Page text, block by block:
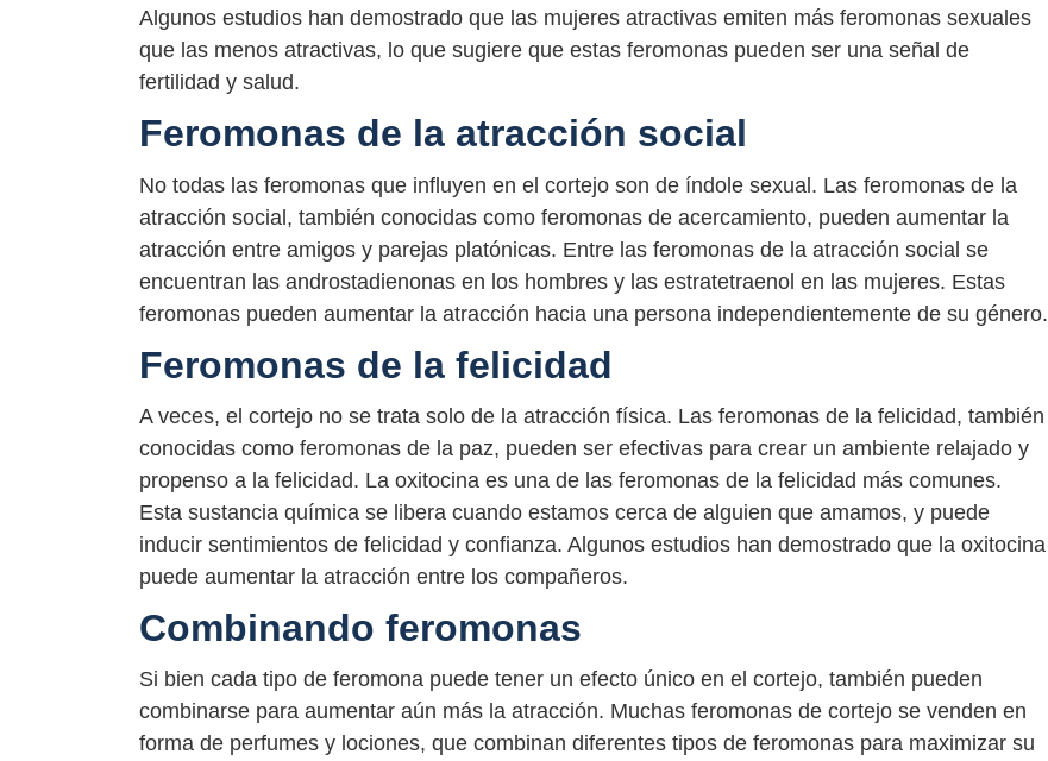
Algunos estudios han demostrado que las mujeres atractivas emiten más feromonas sexuales
que las menos atractivas, lo que sugiere que estas feromonas pueden ser una señal de
fertilidad y salud.
Feromonas de la atracción social
No todas las feromonas que influyen en el cortejo son de índole sexual. Las feromonas de la
atracción social, también conocidas como feromonas de acercamiento, pueden aumentar la
atracción entre amigos y parejas platónicas. Entre las feromonas de la atracción social se
encuentran las androstadienonas en los hombres y las estratetraenol en las mujeres. Estas
feromonas pueden aumentar la atracción hacia una persona independientemente de su género.
Feromonas de la felicidad
A veces, el cortejo no se trata solo de la atracción física. Las feromonas de la felicidad, también
conocidas como feromonas de la paz, pueden ser efectivas para crear un ambiente relajado y
propenso a la felicidad. La oxitocina es una de las feromonas de la felicidad más comunes.
Esta sustancia química se libera cuando estamos cerca de alguien que amamos, y puede
inducir sentimientos de felicidad y confianza. Algunos estudios han demostrado que la oxitocina
puede aumentar la atracción entre los compañeros.
Combinando feromonas
Si bien cada tipo de feromona puede tener un efecto único en el cortejo, también pueden
combinarse para aumentar aún más la atracción. Muchas feromonas de cortejo se venden en
forma de perfumes y lociones, que combinan diferentes tipos de feromonas para maximizar su